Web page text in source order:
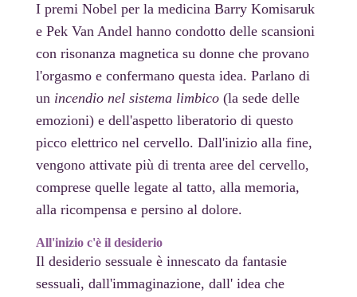
I premi Nobel per la medicina Barry Komisaruk
e Pek Van Andel hanno condotto delle scansioni
con risonanza magnetica su donne che provano
l'orgasmo e confermano questa idea. Parlano di
un incendio nel sistema limbico(la sede delle
emozioni) e dell'aspetto liberatorio di questo
picco elettrico nel cervello. Dall'inizio alla fine,
vengono attivate più di trenta aree del cervello,
comprese quelle legate al tatto, alla memoria,
alla ricompensa e persino al dolore.
All'inizio c'è il desiderio
Il desiderio sessuale è innescato da fantasie
sessuali, dall'immaginazione, dall' idea che